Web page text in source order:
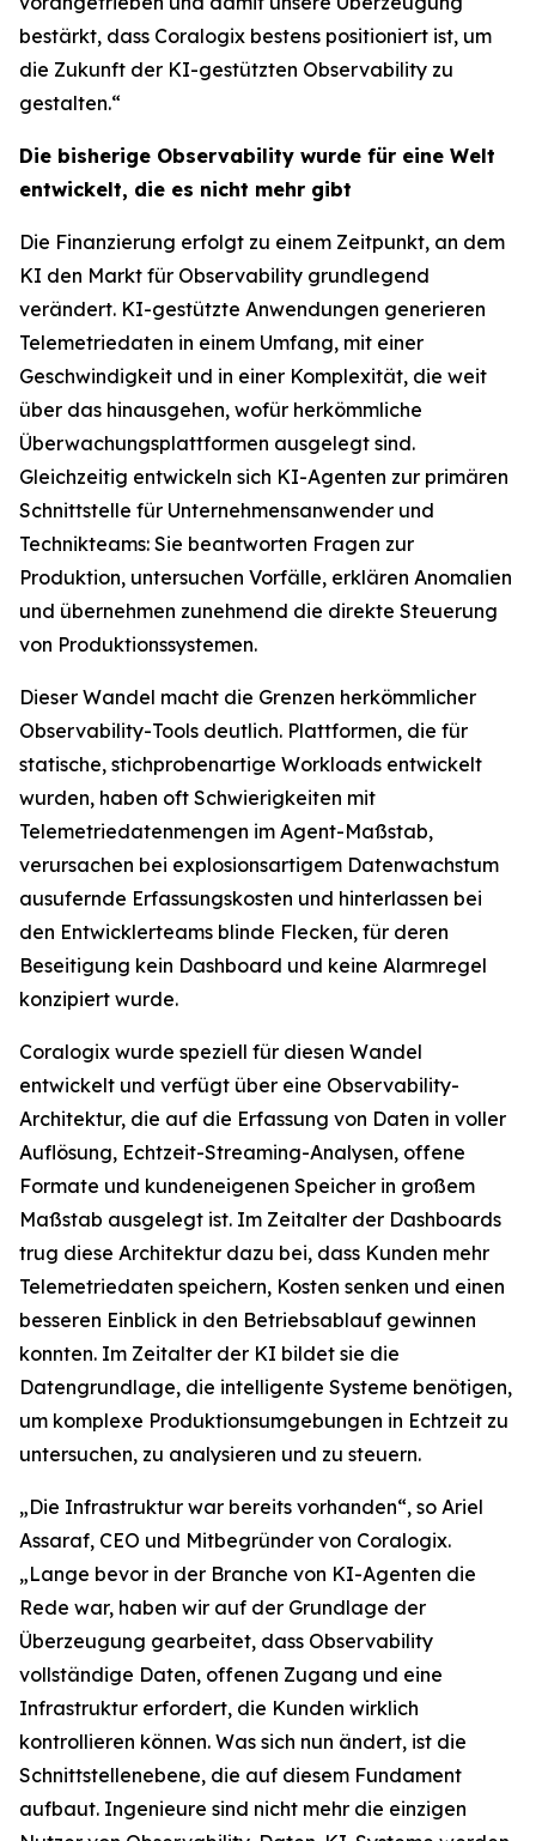
bestärkt, dass Coralogix bestens positioniert ist, um
die Zukunft der KI-gestützten Observability zu
gestalten.“
Die bisherige Observability wurde für eine Welt
entwickelt, die es nicht mehr gibt
Die Finanzierung erfolgt zu einem Zeitpunkt, an dem
KI den Markt für Observability grundlegend
verändert. KI-gestützte Anwendungen generieren
Telemetriedaten in einem Umfang, mit einer
Geschwindigkeit und in einer Komplexität, die weit
über das hinausgehen, wofür herkömmliche
Überwachungsplattformen ausgelegt sind.
Gleichzeitig entwickeln sich KI-Agenten zur primären
Schnittstelle für Unternehmensanwender und
Technikteams: Sie beantworten Fragen zur
Produktion, untersuchen Vorfälle, erklären Anomalien
und übernehmen zunehmend die direkte Steuerung
von Produktionssystemen.
Dieser Wandel macht die Grenzen herkömmlicher
Observability-Tools deutlich. Plattformen, die für
statische, stichprobenartige Workloads entwickelt
wurden, haben oft Schwierigkeiten mit
Telemetriedatenmengen im Agent-Maßstab,
verursachen bei explosionsartigem Datenwachstum
ausufernde Erfassungskosten und hinterlassen bei
den Entwicklerteams blinde Flecken, für deren
Beseitigung kein Dashboard und keine Alarmregel
konzipiert wurde.
Coralogix wurde speziell für diesen Wandel
entwickelt und verfügt über eine Observability-
Architektur, die auf die Erfassung von Daten in voller
Auflösung, Echtzeit-Streaming-Analysen, offene
Formate und kundeneigenen Speicher in großem
Maßstab ausgelegt ist. Im Zeitalter der Dashboards
trug diese Architektur dazu bei, dass Kunden mehr
Telemetriedaten speichern, Kosten senken und einen
besseren Einblick in den Betriebsablauf gewinnen
konnten. Im Zeitalter der KI bildet sie die
Datengrundlage, die intelligente Systeme benötigen,
um komplexe Produktionsumgebungen in Echtzeit zu
untersuchen, zu analysieren und zu steuern.
„Die Infrastruktur war bereits vorhanden“, so Ariel
Assaraf, CEO und Mitbegründer von Coralogix.
„Lange bevor in der Branche von KI-Agenten die
Rede war, haben wir auf der Grundlage der
Überzeugung gearbeitet, dass Observability
vollständige Daten, offenen Zugang und eine
Infrastruktur erfordert, die Kunden wirklich
kontrollieren können. Was sich nun ändert, ist die
Schnittstellenebene, die auf diesem Fundament
aufbaut. Ingenieure sind nicht mehr die einzigen